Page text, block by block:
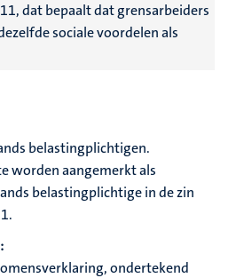
dat bepaalt dat grensarbeiders
sociale voordelen als
belastingplichtigen.
worden aangemerkt als
belastingplichtige inde zin
ondertekend